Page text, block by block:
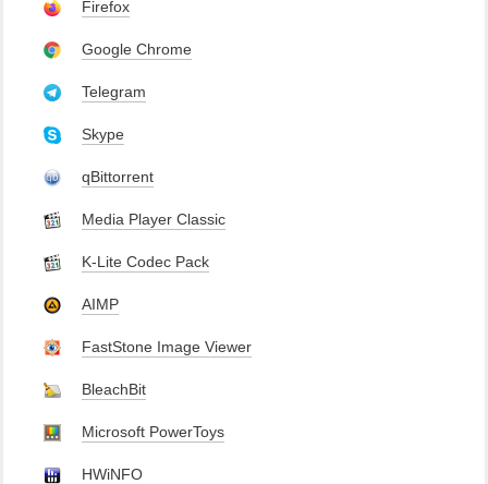
Firefox
Google Chrome
Telegram
Skype
qBittorrent
Media Player Classic
K-Lite Codec Pack
AIMP
FastStone Image Viewer
BleachBit
Microsoft PowerToys
HWiNFO